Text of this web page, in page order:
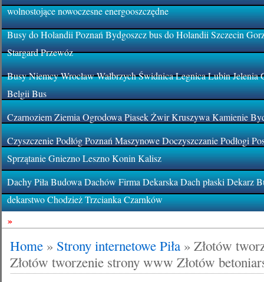
wolnostojące nowoczesne energooszczędne
Busy do Holandii Poznań Bydgoszcz bus do Holandii Szczecin
Stargard Przewóz
Busy Niemcy Wrocław Wałbrzych Świdnica Legnica Lubin
Belgii Bus
Czarnoziem Ziemia Ogrodowa Piasek Żwir Kruszywa Kamienie
Czyszczenie Podłóg Poznań Maszynowe Doczyszczanie Podłogi
Sprzątanie Gniezno Leszno Konin Kalisz
Dachy Piła Budowa Dachów Firma Dekarska Dach płaski Dekarz
dekarstwo Chodzież Trzcianka Czarnków
»
Home » Strony internetowe Piła»Złotów
Złotów tworzenie strony www Złotów